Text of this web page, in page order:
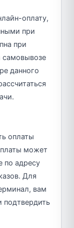
оплату,
при
при
самовывозе
данного
оплаты
может
по адресу
Для
вам
подтвердить